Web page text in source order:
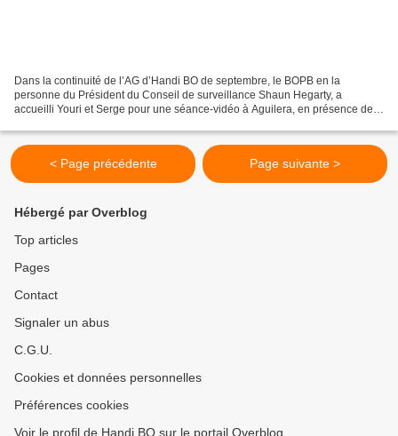
Dans la continuité de l’AG d’Handi BO de septembre, le BOPB en la
personne du Président du Conseil de surveillance Shaun Hegarty, a
accueilli Youri et Serge pour une séance-vidéo à Aguilera, en présence des
< Page précédente Page suivante >
Hébergé par Overblog
Top articles
Pages
Contact
Signaler un abus
C.G.U.
Cookies et données personnelles
Préférences cookies
Voir le profil de Handi BO sur le portail Overblog